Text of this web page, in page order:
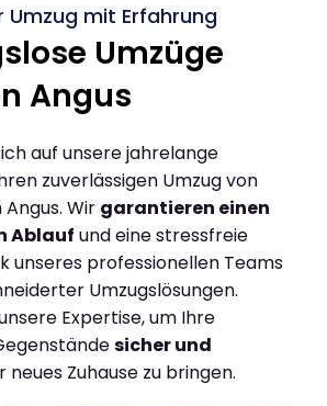
Umzug mit Erfahrung
Umzüge
Angus
auf unsere jahrelange
zuverlässigen Umzug von
Wir garantieren einen
Ablauf und eine stressfreie
unseres professionellen Teams
Umzugslösungen.
Expertise, um Ihre
sicher und
neues Zuhause zu bringen.